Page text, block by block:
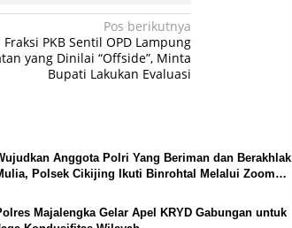
Pos berikutnya
Fraksi PKB Sentil OPD Lampung
yang Dinilai “Offside”, Minta
Bupati Lakukan Evaluasi
Anggota Polri Yang Beriman dan Berakhlak
Polsek Cikijing Ikuti Binrohtal Melalui Zoom
Majalengka Gelar Apel KRYD Gabungan untuk